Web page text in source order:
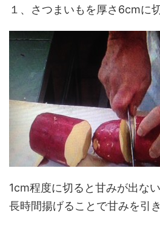
１、さつまいもを厚さ6cmに
1cm程度に切ると甘みが出な
長時間揚げることで甘みを引